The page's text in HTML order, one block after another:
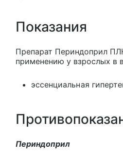
Показания
Препарат Периндоприл
применению у взрослых в
эссенциальная
Периндоприл